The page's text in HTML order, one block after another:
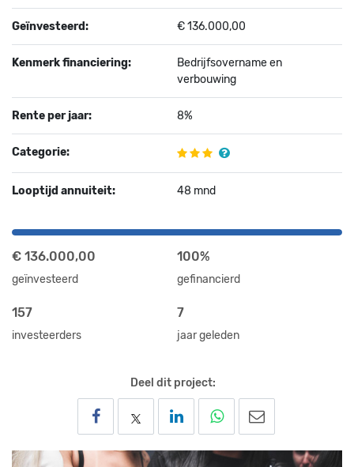
Geïnvesteerd: € 136.000,00
Kenmerk financiering:
Bedrijfsovername en
verbouwing
Rente per jaar: 8%
Categorie:
Looptijd annuiteit: 48 mnd
€ 136.000,00
geïnvesteerd
100%
gefinancierd
157
investeerders
7
jaar geleden
Deel dit project: